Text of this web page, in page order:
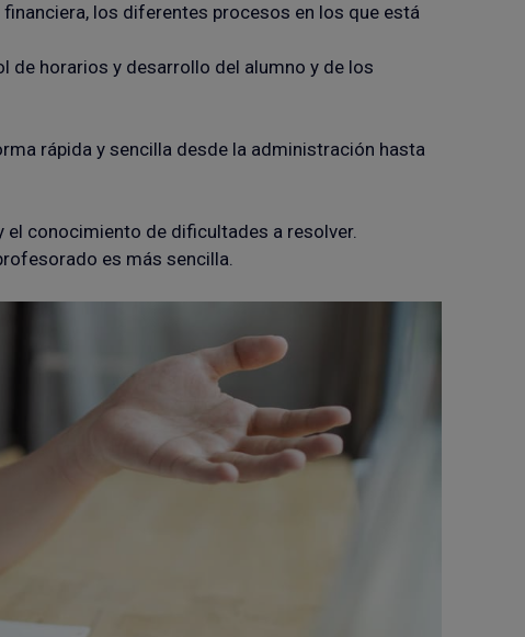
los diferentes procesos en los que está
de horarios y desarrollo del alumno y de los
rápida y sencilla desde la administración hasta
el conocimiento de dificultades a resolver.
es más sencilla.